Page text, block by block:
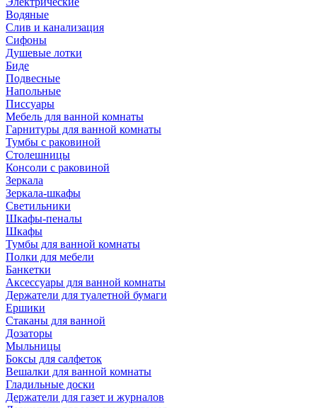
Водяные
Слив и канализация
Сифоны
Душевые лотки
Биде
Подвесные
Напольные
Писсуары
Мебель для ванной комнаты
Гарнитуры для ванной комнаты
Тумбы с раковиной
Столешницы
Консоли с раковиной
Зеркала
Зеркала-шкафы
Светильники
Шкафы-пеналы
Шкафы
Тумбы для ванной комнаты
Полки для мебели
Банкетки
Аксессуары для ванной комнаты
Держатели для туалетной бумаги
Ершики
Стаканы для ванной
Дозаторы
Мыльницы
Боксы для салфеток
Вешалки для ванной комнаты
Гладильные доски
Держатели для газет и журналов